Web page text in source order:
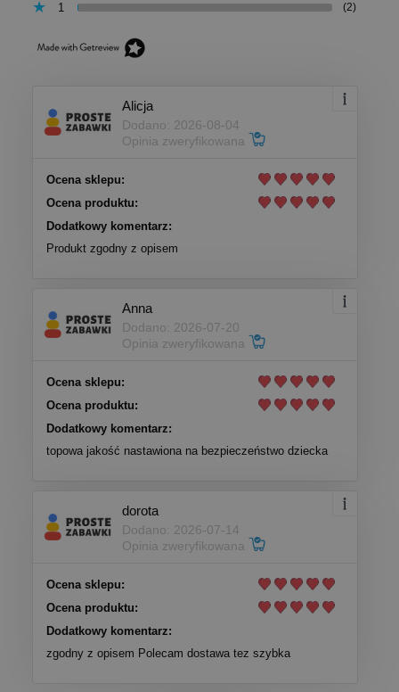
1 (2)
Alicja
Dodano: 2026-08-04
Opinia zweryfikowana
Ocena sklepu:
Ocena produktu:
Dodatkowy komentarz:
Produkt zgodny z opisem
Anna
Dodano: 2026-07-20
Opinia zweryfikowana
Ocena sklepu:
Ocena produktu:
Dodatkowy komentarz:
topowa jakość nastawiona na bezpieczeństwo dziecka
dorota
Dodano: 2026-07-14
Opinia zweryfikowana
Ocena sklepu:
Ocena produktu:
Dodatkowy komentarz:
zgodny z opisem Polecam dostawa tez szybka